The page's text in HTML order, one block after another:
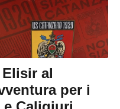
al
per i